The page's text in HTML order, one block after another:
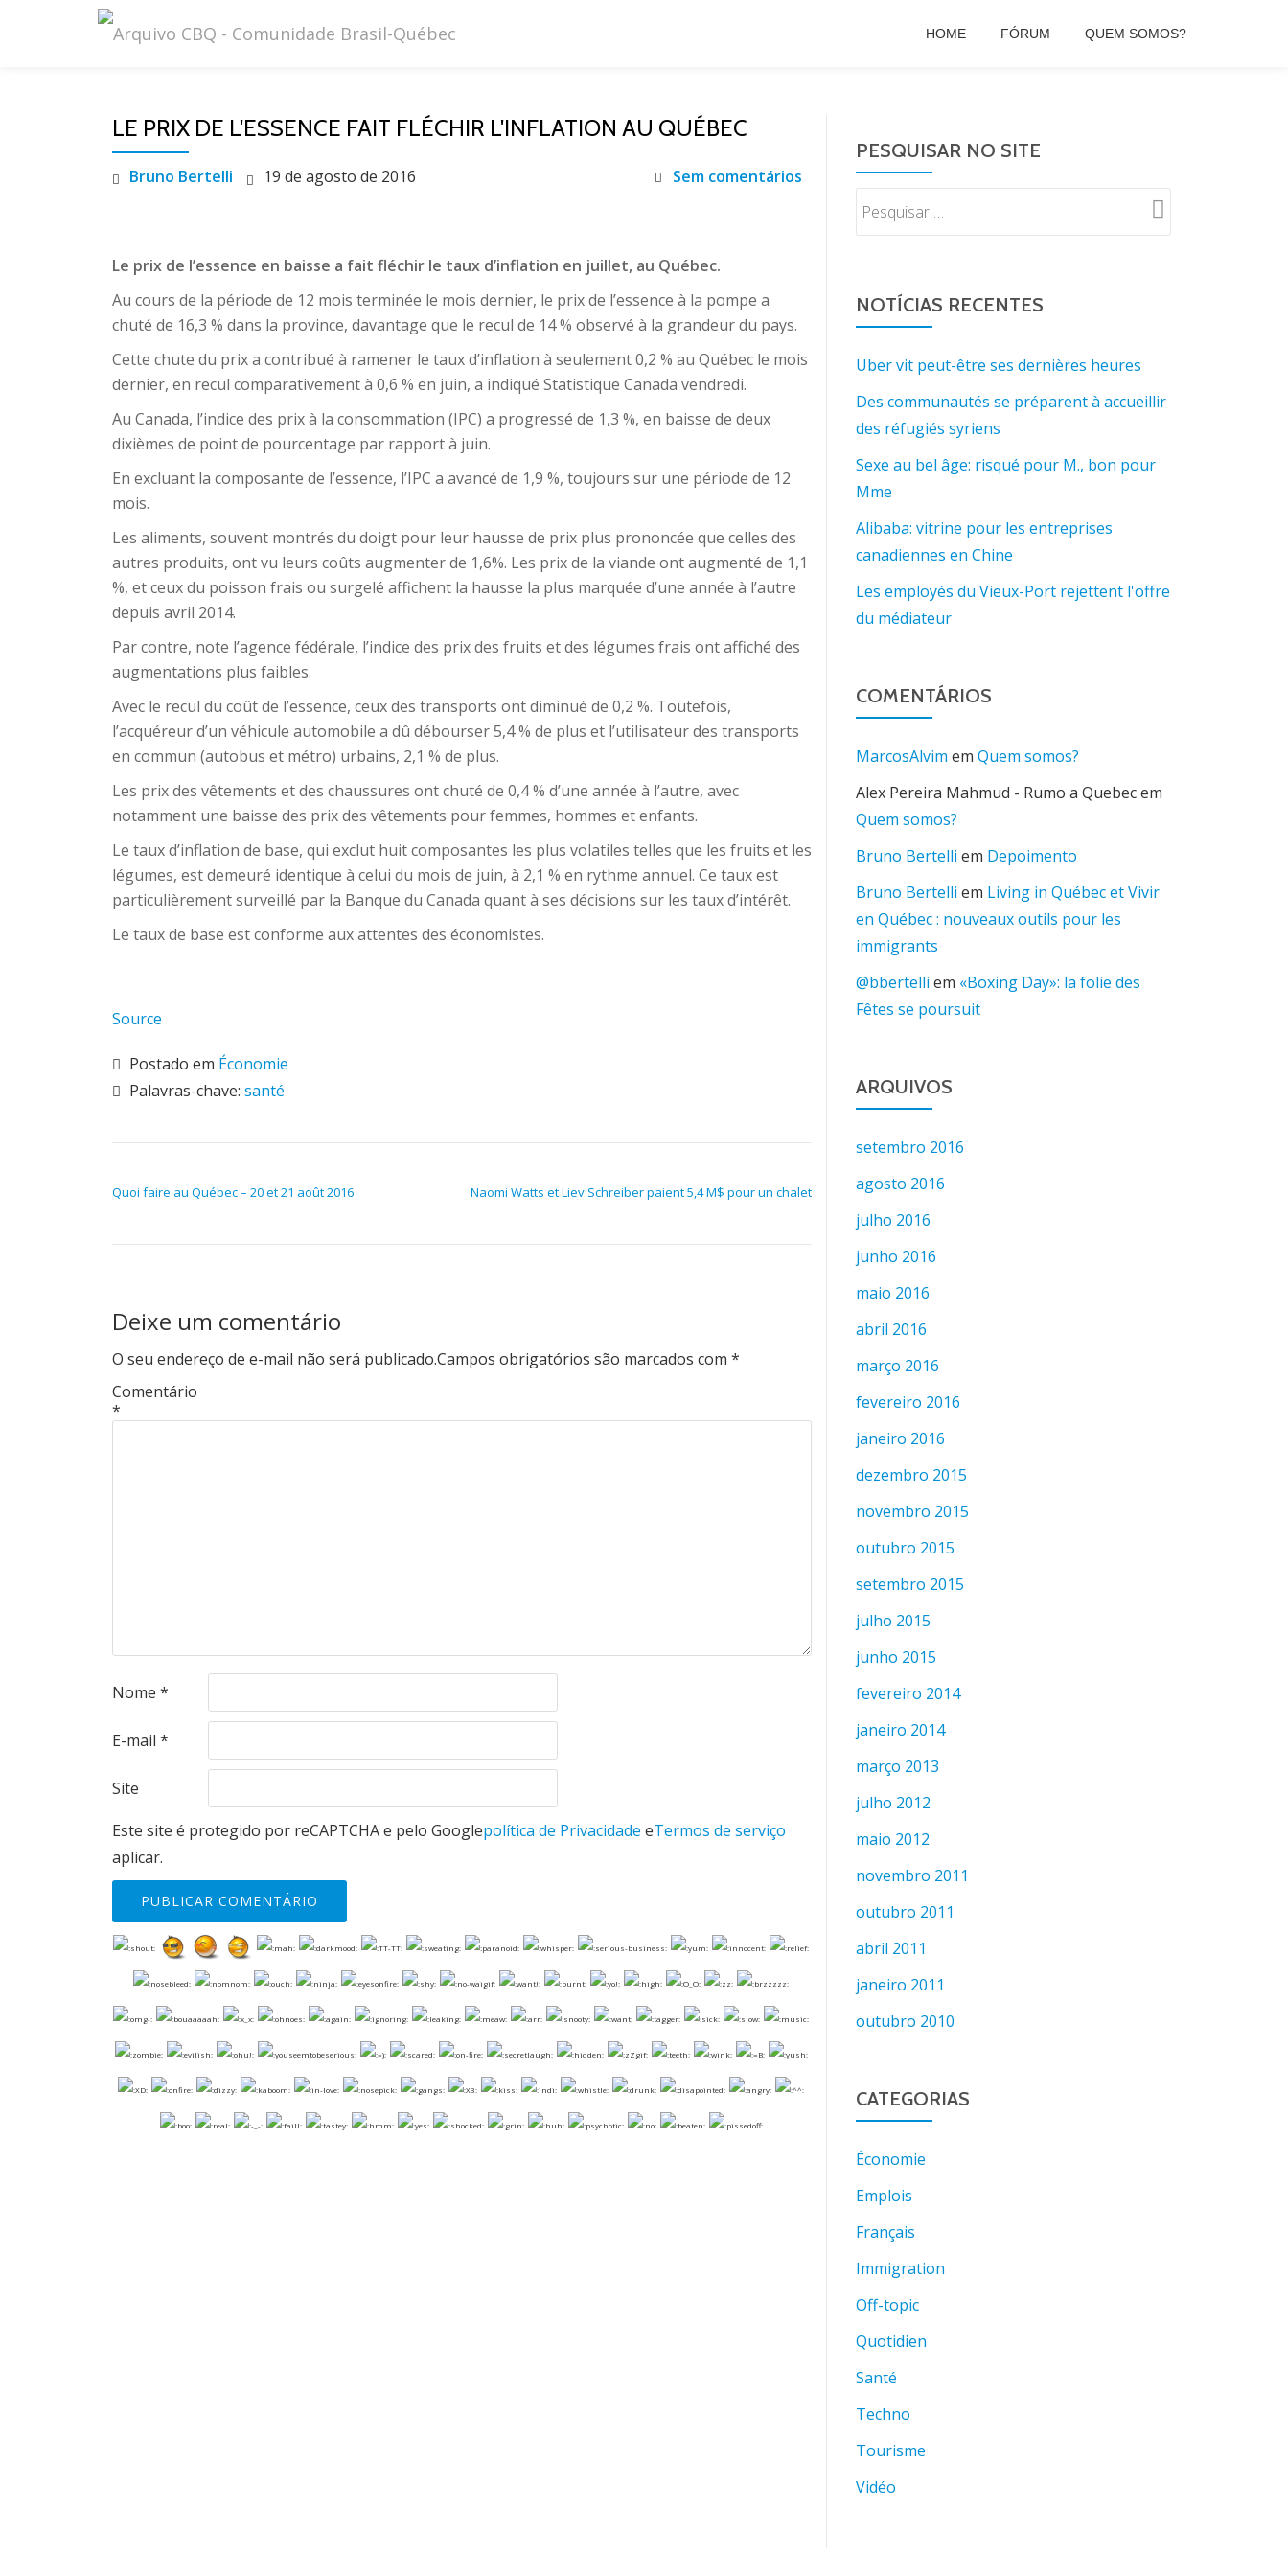
HOME FÓRUM QUEM SOMOS?
LE PRIX DE L'ESSENCE FAIT FLÉCHIR L'INFLATION AU QUÉBEC
Bruno Bertelli 19 de agosto de 2016 Sem comentários
Le prix de l’essence en baisse a fait fléchir le taux d’inflation en juillet, au Québec.
Au cours de la période de 12 mois terminée le mois dernier, le prix de l’essence à la pompe a
chuté de 16,3 % dans la province, davantage que le recul de 14 % observé à la grandeur du pays.
Cette chute du prix a contribué à ramener le taux d’inflation à seulement 0,2 % au Québec le mois
dernier, en recul comparativement à 0,6 % en juin, a indiqué Statistique Canada vendredi.
Au Canada, l’indice des prix à la consommation (IPC) a progressé de 1,3 %, en baisse de deux
dixièmes de point de pourcentage par rapport à juin.
En excluant la composante de l’essence, l’IPC a avancé de 1,9 %, toujours sur une période de 12
mois.
Les aliments, souvent montrés du doigt pour leur hausse de prix plus prononcée que celles des
autres produits, ont vu leurs coûts augmenter de 1,6%. Les prix de la viande ont augmenté de 1,1
%, et ceux du poisson frais ou surgelé affichent la hausse la plus marquée d’une année à l’autre
depuis avril 2014.
Par contre, note l’agence fédérale, l’indice des prix des fruits et des légumes frais ont affiché des
augmentations plus faibles.
Avec le recul du coût de l’essence, ceux des transports ont diminué de 0,2 %. Toutefois,
l’acquéreur d’un véhicule automobile a dû débourser 5,4 % de plus et l’utilisateur des transports
en commun (autobus et métro) urbains, 2,1 % de plus.
Les prix des vêtements et des chaussures ont chuté de 0,4 % d’une année à l’autre, avec
notamment une baisse des prix des vêtements pour femmes, hommes et enfants.
Le taux d’inflation de base, qui exclut huit composantes les plus volatiles telles que les fruits et les
légumes, est demeuré identique à celui du mois de juin, à 2,1 % en rythme annuel. Ce taux est
particulièrement surveillé par la Banque du Canada quant à ses décisions sur les taux d’intérêt.
Le taux de base est conforme aux attentes des économistes.
Source
Postado em Économie
Palavras-chave: santé
Quoi faire au Québec – 20 et 21 août 2016 Naomi Watts et Liev Schreiber paient 5,4 M$ pour un chalet
Deixe um comentário
O seu endereço de e-mail não será publicado.Campos obrigatórios são marcados com *
Comentário
*
Nome *
E-mail *
Site
Este site é protegido por reCAPTCHA e pelo Googlepolítica de Privacidade eTermos de serviço
aplicar.
PESQUISAR NO SITE
NOTÍCIAS RECENTES
Uber vit peut-être ses dernières heures
Des communautés se préparent à accueillir
des réfugiés syriens
Sexe au bel âge: risqué pour M., bon pour
Mme
Alibaba: vitrine pour les entreprises
canadiennes en Chine
Les employés du Vieux-Port rejettent l'offre
du médiateur
COMENTÁRIOS
MarcosAlvim em Quem somos?
Alex Pereira Mahmud - Rumo a Quebecem
Quem somos?
Bruno Bertelli em Depoimento
Bruno Bertelli em Living in Québec et Vivir
en Québec : nouveaux outils pour les
immigrants
@bbertelli em «Boxing Day»: la folie des
Fêtes se poursuit
ARQUIVOS
setembro 2016
agosto 2016
julho 2016
junho 2016
maio 2016
abril 2016
março 2016
fevereiro 2016
janeiro 2016
dezembro 2015
novembro 2015
outubro 2015
setembro 2015
julho 2015
junho 2015
fevereiro 2014
janeiro 2014
março 2013
julho 2012
maio 2012
novembro 2011
outubro 2011
abril 2011
janeiro 2011
outubro 2010
CATEGORIAS
Économie
Emplois
Français
Immigration
Off-topic
Quotidien
Santé
Techno
Tourisme
Vidéo